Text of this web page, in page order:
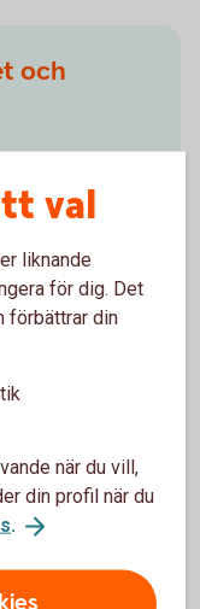
och
kan vara hållbar
och
krav på
motsvarar
och hur
val
liknande
för dig. Det
förbättrar din
när du vill,
din profil när du
.